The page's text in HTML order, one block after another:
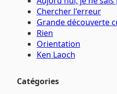
Chercher l'erreur
Grande découverte
Rien
Orientation
Ken Laoch
Catégories